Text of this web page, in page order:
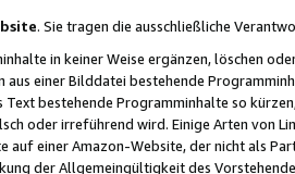
. Sie tragen die ausschließliche
in keiner Weise ergänzen, löschen
einer Bilddatei bestehende
bestehende Programminhalte so
oder irreführend wird. Einige Arten von
auf einer Amazon-Website, der nicht als
der Allgemeingültigkeit des